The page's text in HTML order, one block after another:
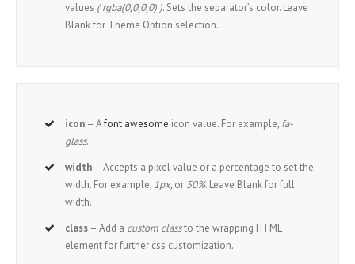
values ( rgba(0,0,0,0) ). Sets the separator’s color. Leave
Blank for Theme Option selection.
icon – Afont awesome icon value. For example, fa-
glass.
width – Accepts a pixel value or a percentage to set the
width. For example, 1px,or 50%. Leave Blank for full
width.
class – Add a custom classto the wrapping HTML
element for further css customization.